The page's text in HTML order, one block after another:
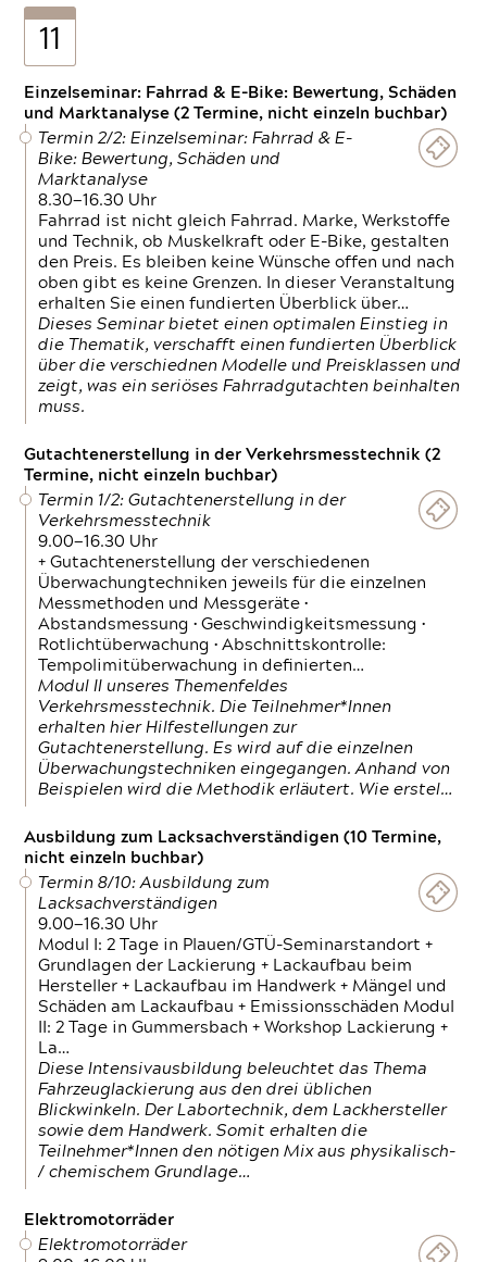
11
Einzelseminar: Fahrrad & E-Bike: Bewertung, Schäden
und Marktanalyse (2 Termine, nicht einzeln buchbar)
Termin 2/2: Einzelseminar: Fahrrad & E-
Bike: Bewertung, Schäden und
Marktanalyse
8.30—16.30 Uhr
Fahrrad ist nicht gleich Fahrrad. Marke, Werkstoffe
und Technik, ob Muskelkraft oder E-Bike, gestalten
den Preis. Es bleiben keine Wünsche offen und nach
oben gibt es keine Grenzen. In dieser Veranstaltung
erhalten Sie einen fundierten Überblick über…
Dieses Seminar bietet einen optimalen Einstieg in
die Thematik, verschafft einen fundierten Überblick
über die verschiednen Modelle und Preisklassen und
zeigt, was ein seriöses Fahrradgutachten beinhalten
muss.
Gutachtenerstellung in der Verkehrsmesstechnik (2
Termine, nicht einzeln buchbar)
Termin 1/2: Gutachtenerstellung in der
Verkehrsmesstechnik
9.00—16.30 Uhr
+ Gutachtenerstellung der verschiedenen
Überwachungtechniken jeweils für die einzelnen
Messmethoden und Messgeräte •
Abstandsmessung • Geschwindigkeitsmessung •
Rotlichtüberwachung • Abschnittskontrolle:
Tempolimitüberwachung in definierten…
Modul II unseres Themenfeldes
Verkehrsmesstechnik. Die Teilnehmer*Innen
erhalten hier Hilfestellungen zur
Gutachtenerstellung. Es wird auf die einzelnen
Überwachungstechniken eingegangen. Anhand von
Beispielen wird die Methodik erläutert. Wie erstel…
Ausbildung zum Lacksachverständigen (10 Termine,
nicht einzeln buchbar)
Termin 8/10: Ausbildung zum
Lacksachverständigen
9.00—16.30 Uhr
Modul I: 2 Tage in Plauen/GTÜ-Seminarstandort +
Grundlagen der Lackierung + Lackaufbau beim
Hersteller + Lackaufbau im Handwerk + Mängel und
Schäden am Lackaufbau + Emissionsschäden Modul
II: 2 Tage in Gummersbach + Workshop Lackierung +
La…
Diese Intensivausbildung beleuchtet das Thema
Fahrzeuglackierung aus den drei üblichen
Blickwinkeln. Der Labortechnik, dem Lackhersteller
sowie dem Handwerk. Somit erhalten die
Teilnehmer*Innen den nötigen Mix aus physikalisch-
/ chemischem Grundlage…
Elektromotorräder
Elektromotorräder